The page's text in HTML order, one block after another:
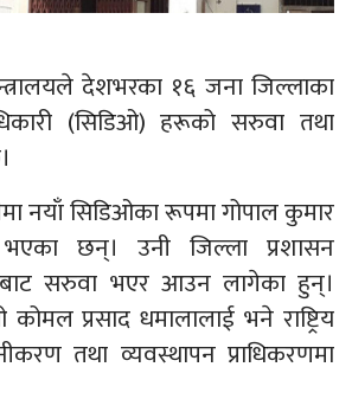
देशभरका १६ जना जिल्लाका
(सिडिओ) हरूको सरुवा तथा
नयाँ सिडिओका रूपमा गोपाल कुमार
छन्। उनी जिल्ला प्रशासन
सरुवा भएर आउन लागेका हुन्।
प्रसाद धमालालाई भने राष्ट्रिय
तथा व्यवस्थापन प्राधिकरणमा